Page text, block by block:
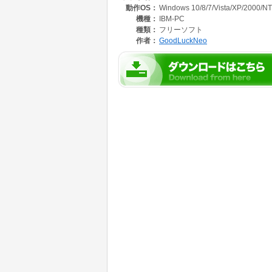
(殆ど、ないとは思いますが)
完璧を求める方にはお奨め致しません。あく
発生した障害等等に関しましては、作者には
動作OS： Windows 10/8/7/Vista/XP/2000/NT
機種：
IBM-PC
種類： フリーソフト
作者： GoodLuckNeo